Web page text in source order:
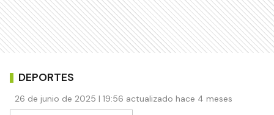
DEPORTES
26 de junio de 2025 | 19:56 actualizado hace 4 meses